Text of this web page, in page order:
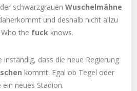
schwarzgrauenWuschelmähne
und deshalb nicht allzu
the fuckknows.
dass die neue Regierung
kommt. Egal ob Tegel oder
neues Stadion.